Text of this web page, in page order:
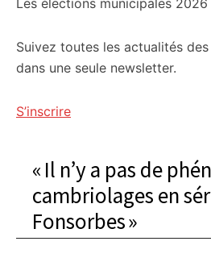
Les élections municipales 2026
Suivez toutes les actualités
dans une seule newsletter.
S’inscrire
« Il n’y a pas de
cambriolages en
Fonsorbes »